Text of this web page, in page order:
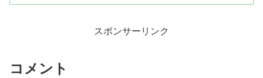
スポンサーリンク
コメント